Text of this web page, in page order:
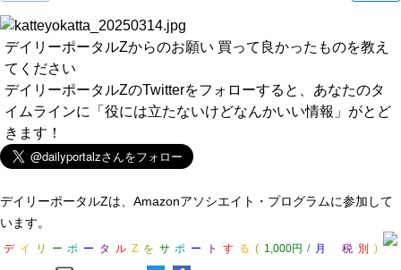
デイリーポータルZからのお願い 買って良かったものを教え
てください
デイリーポータルZのTwitterをフォローすると、あなたのタ
イムラインに「役には立たないけどなんかいい情報」がとど
きます！
デイリーポータルZは、Amazonアソシエイト・プログラムに参加して
います。
デ イ リ ー ポ ー タ ル Z を サ ポ ー ト す る ( 1,000円 / 月 税 別 )